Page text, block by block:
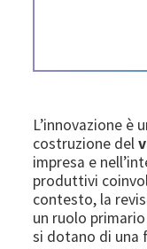
L’innovazione è
costruzione del
impresa e
produttivi
contesto, la
un ruolo
si dotano di una